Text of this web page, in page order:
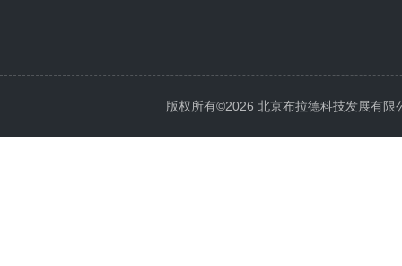
版权所有©2026 北京布拉德科技发展有